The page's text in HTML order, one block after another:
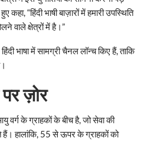
“हिंदी भाषी बाज़ारों में हमारी उपस्थिति
वाले क्षेत्रों में है।”
भाषा में सामग्री चैनल लॉन्च किए हैं, ताकि
ज़ोर
के ग्राहकों के बीच है, जो सेवा की
हैं। हालांकि, 55 से ऊपर के ग्राहकों को